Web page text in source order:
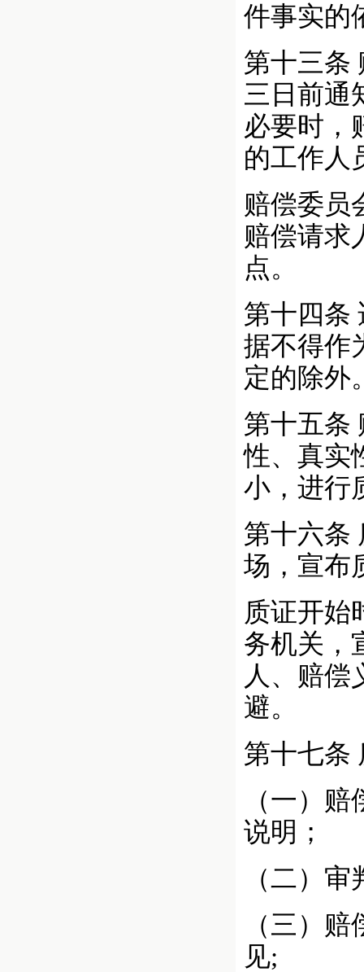
件事实的
第十三条
三日前通
必要时，
的工作人
赔偿委员
赔偿请求
点。
第十四条
据不得作
定的除外
第十五条
性、真实
小，进行
第十六条
场，宣布
质证开始
务机关，
人、赔偿
避。
第十七条
（一）
说明；
（二）
（三）
见;